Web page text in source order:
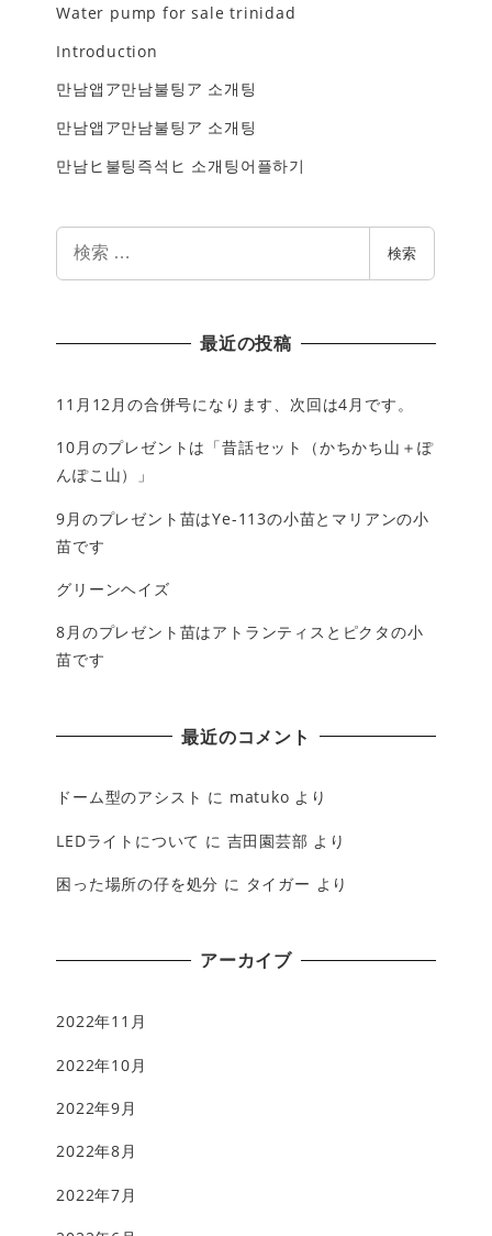
Water pump for sale trinidad
Introduction
만남앱ア만남불팅ア 소개팅
만남앱ア만남불팅ア 소개팅
만남ヒ불팅즉석ヒ 소개팅어플하기
検索
最近の投稿
11月12月の合併号になります、次回は4月です。
10月のプレゼントは「昔話セット（かちかち山＋ぽ
んぽこ山）」
9月のプレゼント苗はYe-113の小苗とマリアンの小
苗です
グリーンヘイズ
8月のプレゼント苗はアトランティスとピクタの小
苗です
最近のコメント
ドーム型のアシスト に matuko より
LEDライトについて に 吉田園芸部 より
困った場所の仔を処分 に タイガー より
アーカイブ
2022年11月
2022年10月
2022年9月
2022年8月
2022年7月